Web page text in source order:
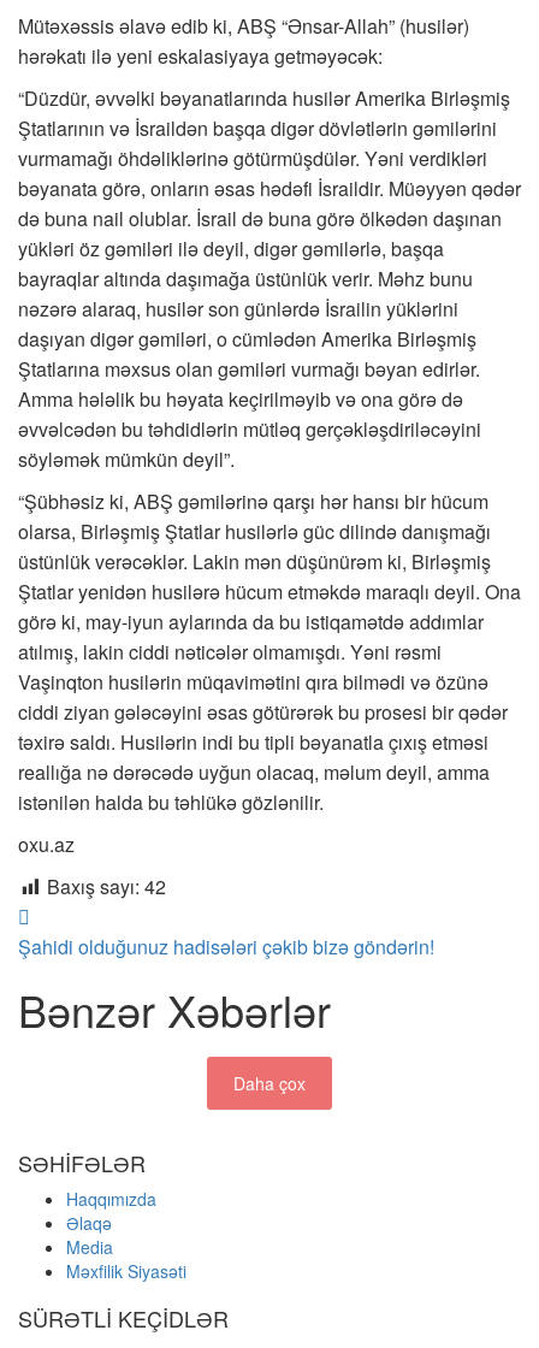
Mütəxəssis əlavə edib ki, ABŞ “Ənsar-Allah” (husilər)
hərəkatı ilə yeni eskalasiyaya getməyəcək:
“Düzdür, əvvəlki bəyanatlarında husilər Amerika Birləşmiş
Ştatlarının və İsraildən başqa digər dövlətlərin gəmilərini
vurmamağı öhdəliklərinə götürmüşdülər. Yəni verdikləri
bəyanata görə, onların əsas hədəfi İsraildir. Müəyyən qədər
də buna nail olublar. İsrail də buna görə ölkədən daşınan
yükləri öz gəmiləri ilə deyil, digər gəmilərlə, başqa
bayraqlar altında daşımağa üstünlük verir. Məhz bunu
nəzərə alaraq, husilər son günlərdə İsrailin yüklərini
daşıyan digər gəmiləri, o cümlədən Amerika Birləşmiş
Ştatlarına məxsus olan gəmiləri vurmağı bəyan edirlər.
Amma hələlik bu həyata keçirilməyib və ona görə də
əvvəlcədən bu təhdidlərin mütləq gerçəkləşdiriləcəyini
söyləmək mümkün deyil”.
“Şübhəsiz ki, ABŞ gəmilərinə qarşı hər hansı bir hücum
olarsa, Birləşmiş Ştatlar husilərlə güc dilində danışmağı
üstünlük verəcəklər. Lakin mən düşünürəm ki, Birləşmiş
Ştatlar yenidən husilərə hücum etməkdə maraqlı deyil. Ona
görə ki, may-iyun aylarında da bu istiqamətdə addımlar
atılmış, lakin ciddi nəticələr olmamışdı. Yəni rəsmi
Vaşinqton husilərin müqavimətini qıra bilmədi və özünə
ciddi ziyan gələcəyini əsas götürərək bu prosesi bir qədər
təxirə saldı. Husilərin indi bu tipli bəyanatla çıxış etməsi
reallığa nə dərəcədə uyğun olacaq, məlum deyil, amma
istənilən halda bu təhlükə gözlənilir.
oxu.az
Baxış sayı: 42
Şahidi olduğunuz hadisələri çəkib bizə göndərin!
Bənzər Xəbərlər
Daha çox
SƏHİFƏLƏR
Haqqımızda
Əlaqə
Media
Məxfilik Siyasəti
SÜRƏTLİ KEÇİDLƏR